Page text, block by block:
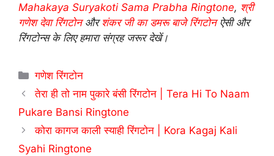
Mahakaya Suryakoti Sama Prabha Ringtone, श्री
गणेश देवा रिंगटोनऔर शंकर जी का डमरू बाजे रिंगटोनऐसी और
रिंगटोन्स के लिए हमारा संग्रह जरूर देखें।
Categories
गणेश रिंगटोन
तेरा ही तो नाम पुकारे बंसी रिंगटोन | Tera Hi To Naam
Pukare Bansi Ringtone
कोरा कागज काली स्याही रिंगटोन | Kora Kagaj Kali
Syahi Ringtone